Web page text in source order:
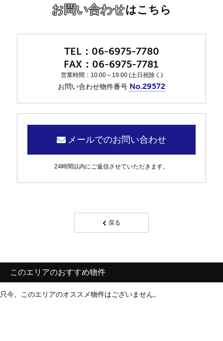
お問い合わせはこちら
06-6975-7780
06-6975-7781
営業時間：10:00～19:00 (土日祝除く)
お問い合わせ物件番号 No.29572
メールでのお問い合わせ
24時間以内にご返信させていただきます。
戻る
このエリアのおすすめ物件
只今、このエリアのオススメ物件はございません。